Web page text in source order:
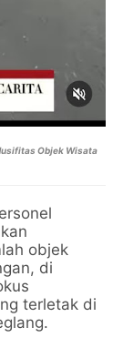
Objek Wisata
objek
di
terletak di